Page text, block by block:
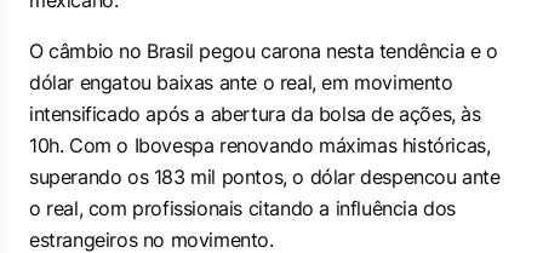
O câmbio no Brasil pegou carona nesta tendência e o
dólar engatou baixas ante o real, em movimento
intensificado após a abertura da bolsa de ações, às
10h. Com o Ibovespa renovando máximas históricas,
superando os 183 mil pontos, o dólar despencou ante
o real, com profissionais citando a influência dos
estrangeiros no movimento.